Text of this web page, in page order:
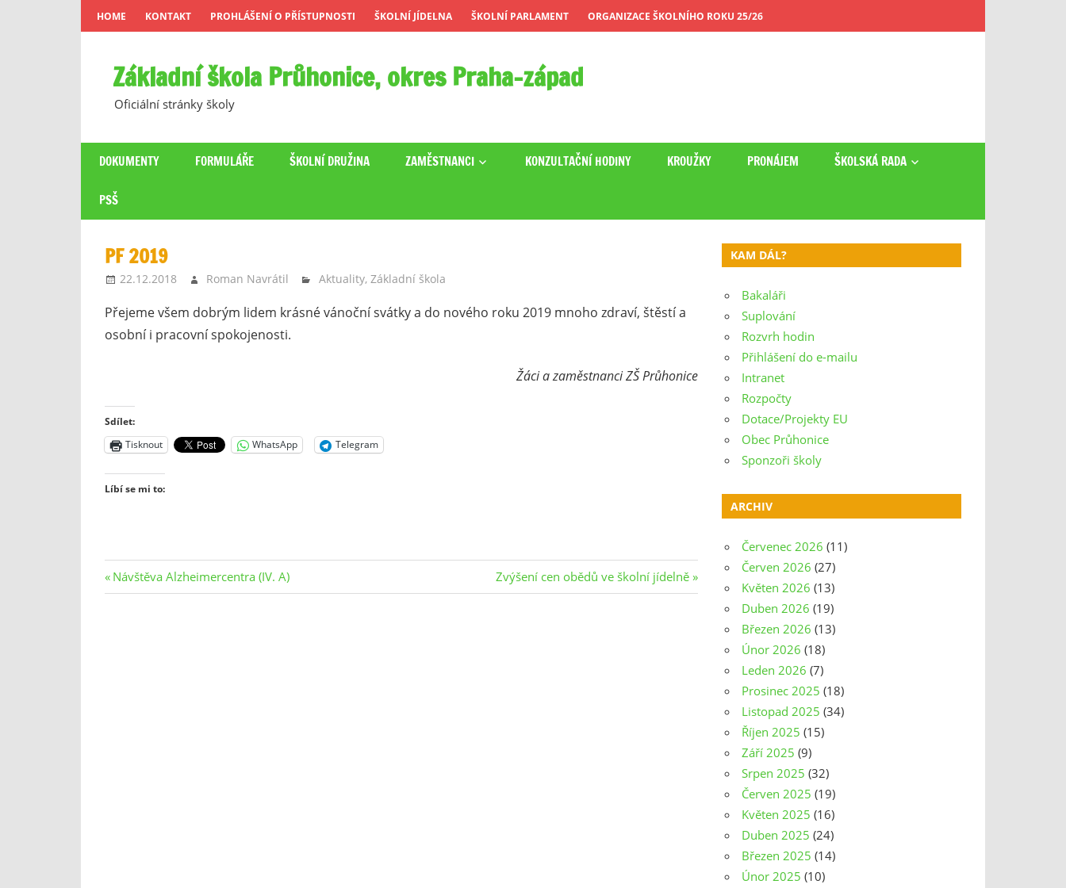
Skip
to
HOME KONTAKT PROHLÁŠENÍ O PŘÍSTUPNOSTI ŠKOLNÍ JÍDELNA ŠKOLNÍ PARLAMENT ORGANIZACE ŠKOLNÍHO ROKU 25/26
Základní škola Průhonice, okres Praha-západ
Oficiální stránky školy
DOKUMENTY FORMULÁŘE ŠKOLNÍ DRUŽINA ZAMĚSTNANCI KONZULTAČNÍ HODINY KROUŽKY PRONÁJEM ŠKOLSKÁ RADA
PSŠ
PF 2019
22.12.2018 Roman Navrátil Aktuality, Základní škola
Přejeme všem dobrým lidem krásné vánoční svátky a do nového roku 2019 mnoho zdraví, štěstí a
osobní i pracovní spokojenosti.
Žáci a zaměstnanci ZŠ Průhonice
Sdílet:
Tisknout
WhatsApp Telegram
Líbí se mi to:
Navigace
Previous
Post:
Návštěva Alzheimercentra (IV. A)
Next
Post:
Zvýšení cen obědů ve školní jídelně
KAM DÁL?
Bakaláři
Suplování
Rozvrh hodin
Přihlášení do e-mailu
Intranet
Rozpočty
Dotace/Projekty EU
Obec Průhonice
Sponzoři školy
ARCHIV
Červenec 2026 (11)
Červen 2026 (27)
Květen 2026 (13)
Duben 2026 (19)
Březen 2026 (13)
Únor 2026 (18)
Leden 2026 (7)
Prosinec 2025 (18)
Listopad 2025 (34)
Říjen 2025 (15)
Září 2025 (9)
Srpen 2025 (32)
Červen 2025 (19)
Květen 2025 (16)
Duben 2025 (24)
Březen 2025 (14)
Únor 2025 (10)